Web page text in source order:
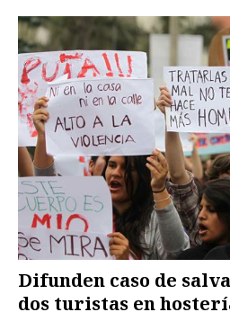
Difunden caso de
dos turistas en